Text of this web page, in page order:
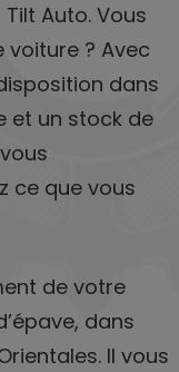
Auto. Vous
? Avec
dans
et un stock de
ce que vous
de votre
dans
Il vous